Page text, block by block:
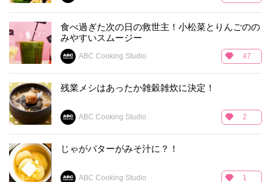
食べ過ぎた次の日の救世主！小松菜とりんごのの
みやすいスムージー
ABC Cooking Studio 47
残業メシはあったか雑穀雑炊に決定！
ABC Cooking Studio 2
じゃがバターがみそ汁に？！
ABC Cooking Studio 1